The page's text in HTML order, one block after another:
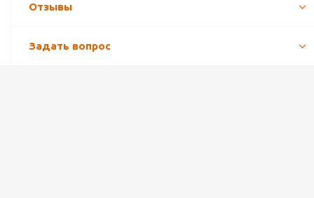
Отзывы
Задать вопрос